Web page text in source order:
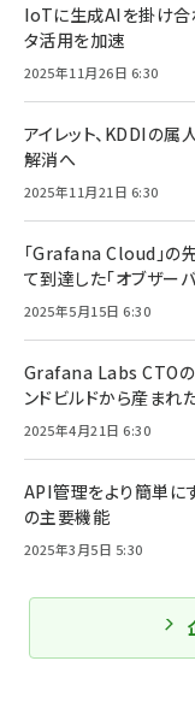
IoTに生成AIを掛け合
タ活用を加速
2025年11月26日 6:30
アイレット、KDDIの
解消へ
2025年11月21日 6:30
「Grafana Cloud」の
て到達した「オブザー
2025年5月15日 6:30
Grafana Labs CTOの
ンドビルドから産まれ
2025年4月21日 6:30
API管理をより簡単に
の主要機能
2025年3月5日 5:30